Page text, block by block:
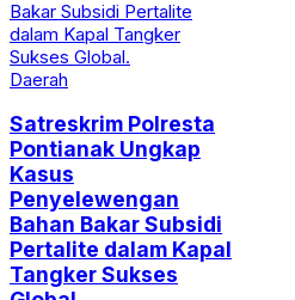
Daerah
Satreskrim Polresta
Pontianak Ungkap
Kasus
Penyelewengan
Bahan Bakar Subsidi
Pertalite dalam Kapal
Tangker Sukses